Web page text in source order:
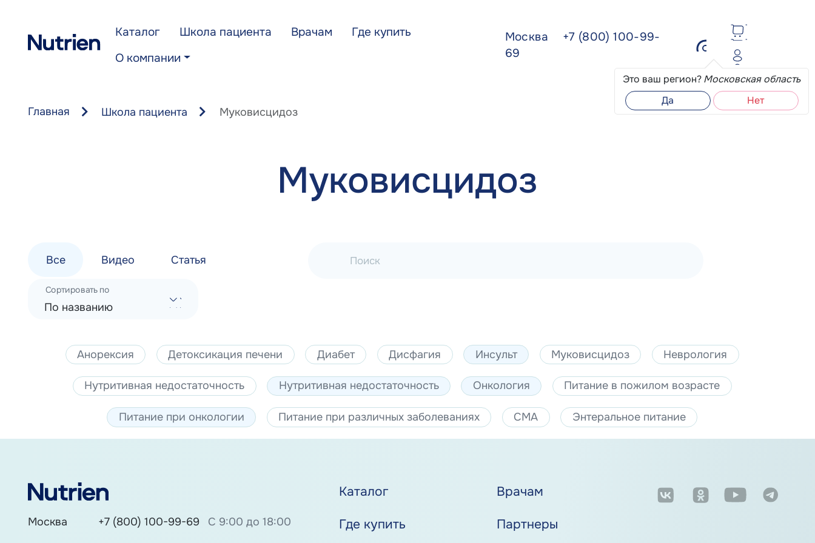
Каталог Школа пациента Врачам
Где купить
О компании
Москва
+7 (800) 100-99-
69
Это ваш регион?Московская область
Да
Нет
Главная Школа пациента Муковисцидоз
Муковисцидоз
Все Видео Статья Поиск
По названию
Сортировать по
Анорексия Детоксикация печени Диабет Дисфагия Инсульт Муковисцидоз Неврология
Нутритивная недостаточность Нутритивная недостаточность Онкология Питание в пожилом возрасте
Питание при онкологии Питание при различных заболеваниях СМА Энтеральное питание
Москва +7 (800) 100-99-69
С 9:00 до 18:00
Каталог Врачам
Где купить Партнеры